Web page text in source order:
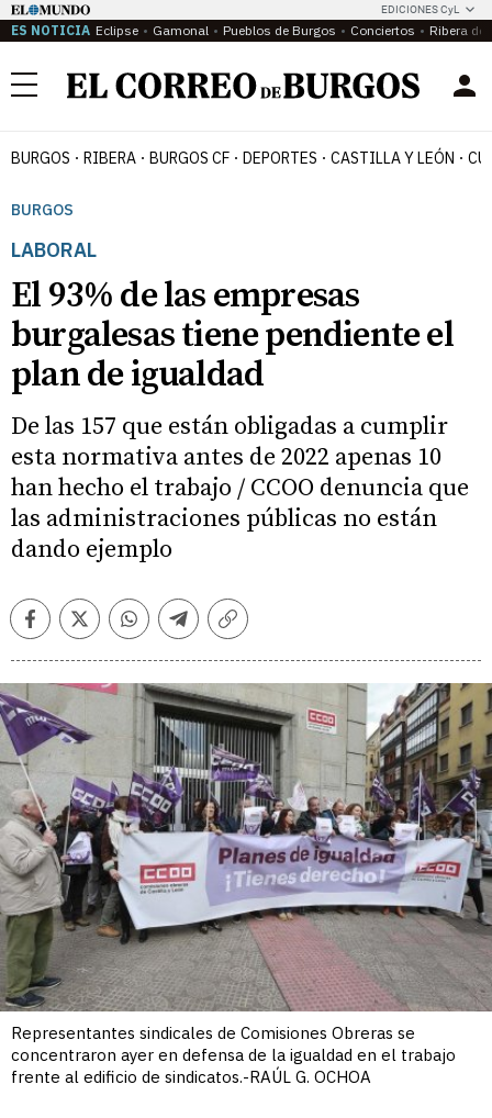
EDICIONES CyL
ES NOTICIA Eclipse Gamonal Pueblos de Burgos Conciertos Ribera del
Menú
BURGOS RIBERA BURGOS CF DEPORTES CASTILLA Y LEÓN
BURGOS
LABORAL
El 93% de las empresas
burgalesas tiene pendiente el
plan de igualdad
De las 157 que están obligadas a cumplir
esta normativa antes de 2022 apenas 10
han hecho el trabajo / CCOO denuncia que
las administraciones públicas no están
dando ejemplo
FacebookTwitterWhatsappTelegramCopiar
Representantes sindicales de Comisiones Obreras se
concentraron ayer en defensa de la igualdad en el trabajo
frente al edificio de sindicatos.-RAÚL G. OCHOA